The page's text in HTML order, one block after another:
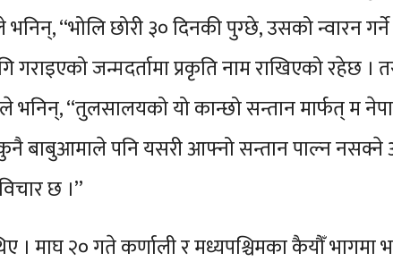
“भोलि छोरी ३० दिनकी पुग्छे, उसको न्वारन
गराइएको जन्मदर्तामा प्रकृति नाम राखिएको रहेछ
भनिन्, “तुलसालयको यो कान्छो सन्तान मार्फत् म
बाबुआमाले पनि यसरी आफ्नो सन्तान पाल्न
छ ।”
माघ २० गते कर्णाली र मध्यपश्चिमका कैयौँ भागमा